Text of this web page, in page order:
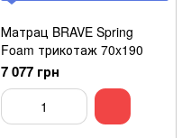
Матрац BRAVE Spring
Foam трикотаж 70x190
7 077 грн